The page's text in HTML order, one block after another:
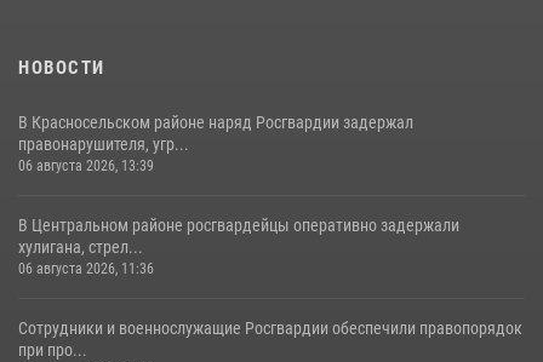
НОВОСТИ
В Красносельском районе наряд Росгвардии задержал
правонарушителя, угр...
06 августа 2026, 13:39
В Центральном районе росгвардейцы оперативно задержали
хулигана, стрел...
06 августа 2026, 11:36
Сотрудники и военнослужащие Росгвардии обеспечили правопорядок
при про...